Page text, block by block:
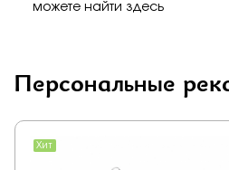
можете найти здесь
Персональные